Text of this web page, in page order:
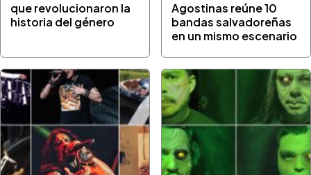
que revolucionaron la
historia del género
Agostinas reúne 10
bandas salvadoreñas
en un mismo escenario